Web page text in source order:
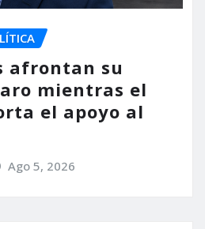
afrontan su
mientras el
el apoyo al
Ago 5, 2026